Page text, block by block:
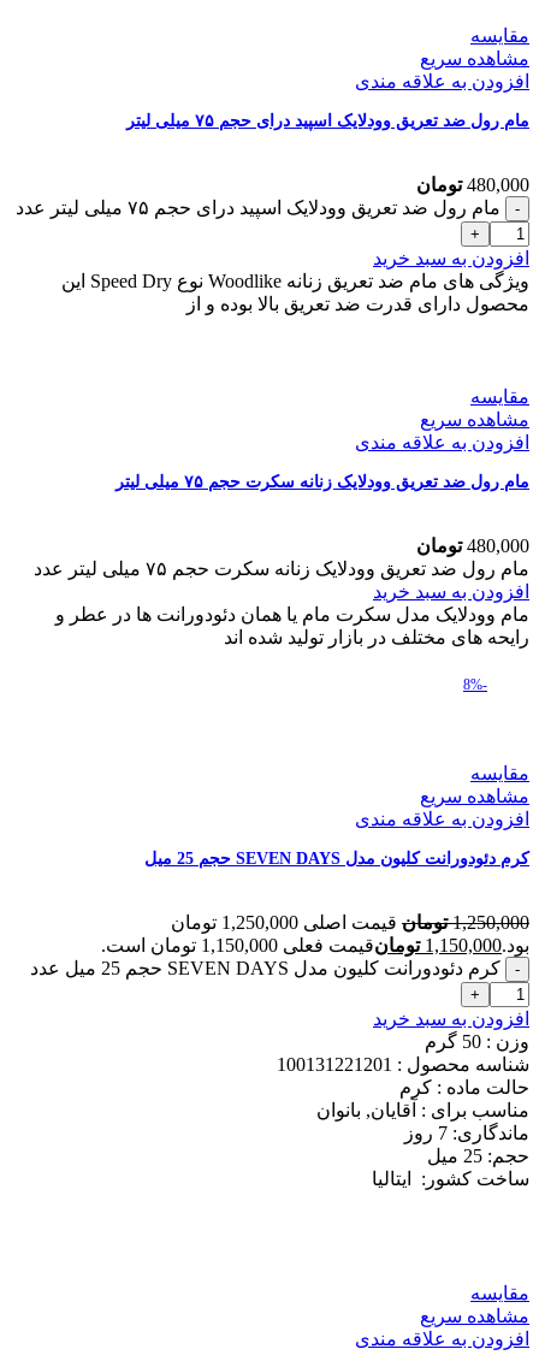
مقایسه
مشاهده سریع
افزودن به علاقه مندی
مام رول ضد تعریق وودلایک اسپید درای حجم ۷۵ میلی لیتر
480,000 تومان
مام رول ضد تعریق وودلایک اسپید درای حجم ۷۵ میلی لیتر عدد
افزودن به سبد خرید
ویژگی های مام ضد تعریق زنانه Woodlike نوع Speed Dry این
محصول دارای قدرت ضد تعریق بالا بوده و از
مقایسه
مشاهده سریع
افزودن به علاقه مندی
مام رول ضد تعریق وودلایک زنانه سکرت حجم ۷۵ میلی لیتر
480,000 تومان
مام رول ضد تعریق وودلایک زنانه سکرت حجم ۷۵ میلی لیتر عدد
افزودن به سبد خرید
مام وودلایک مدل سکرت مام یا همان دئودورانت ها در عطر و
رایحه های مختلف در بازار تولید شده اند
-8%
مقایسه
مشاهده سریع
افزودن به علاقه مندی
کرم دئودورانت کلیون مدل SEVEN DAYS حجم 25 میل
1,250,000 تومان
قیمت اصلی 1,250,000 تومان
بود.1,150,000 تومانقیمت فعلی 1,150,000 تومان است.
کرم دئودورانت کلیون مدل SEVEN DAYS حجم 25 میل عدد
افزودن به سبد خرید
وزن : 50
گرم
شناسه محصول : 100131221201
حالت ماده : کرم
مناسب برای : آقایان, بانوان
ماندگاری: 7
روز
حجم: 25
میل
ساخت کشور:
ایتالیا
مقایسه
مشاهده سریع
افزودن به علاقه مندی